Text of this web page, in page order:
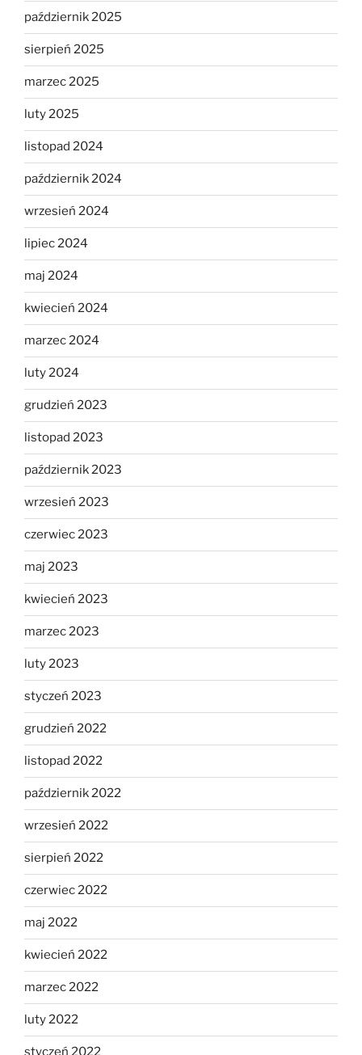
październik 2025
sierpień 2025
marzec 2025
luty 2025
listopad 2024
październik 2024
wrzesień 2024
lipiec 2024
maj 2024
kwiecień 2024
marzec 2024
luty 2024
grudzień 2023
listopad 2023
październik 2023
wrzesień 2023
czerwiec 2023
maj 2023
kwiecień 2023
marzec 2023
luty 2023
styczeń 2023
grudzień 2022
listopad 2022
październik 2022
wrzesień 2022
sierpień 2022
czerwiec 2022
maj 2022
kwiecień 2022
marzec 2022
luty 2022
styczeń 2022